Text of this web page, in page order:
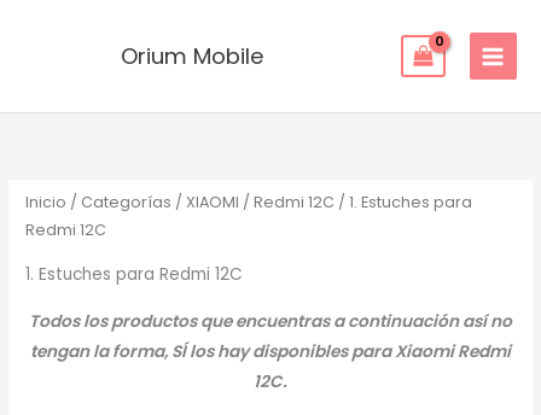
Orium Mobile
Inicio / Categorías / XIAOMI /Redmi 12C / 1. Estuches para
Redmi 12C
1. Estuches para Redmi 12C
Todos los productos que encuentras a continuación así no
tengan la forma, SÍ los hay disponibles para Xiaomi Redmi
12C.
últimos